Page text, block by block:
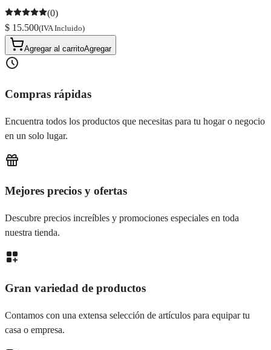
(0)
$ 15.500(IVA Incluido)
Agregar al carritoAgregar
Compras rápidas
Encuentra todos los productos que necesitas para tu hogar o negocio
en un solo lugar.
Mejores precios y ofertas
Descubre precios increíbles y promociones especiales en toda
nuestra tienda.
Gran variedad de productos
Contamos con una extensa selección de artículos para equipar tu
casa o empresa.